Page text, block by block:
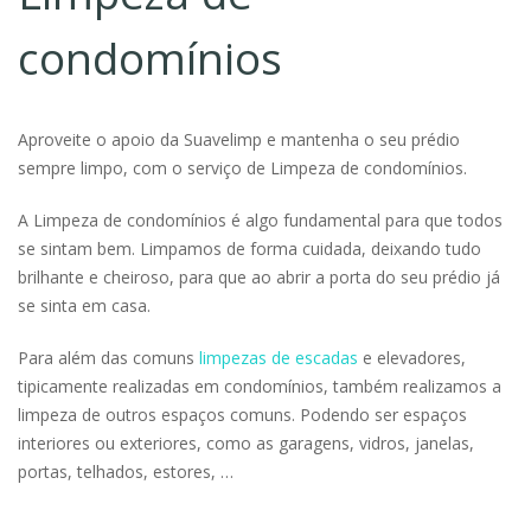
condomínios
Aproveite o apoio da Suavelimp e mantenha o seu prédio
sempre limpo, com o serviço de Limpeza de condomínios.
A Limpeza de condomínios é algo fundamental para que todos
se sintam bem. Limpamos de forma cuidada, deixando tudo
brilhante e cheiroso, para que ao abrir a porta do seu prédio já
se sinta em casa.
Para além das comuns limpezas de escadas e elevadores,
tipicamente realizadas em condomínios, também realizamos a
limpeza de outros espaços comuns. Podendo ser espaços
interiores ou exteriores, como as garagens, vidros, janelas,
portas, telhados, estores, …